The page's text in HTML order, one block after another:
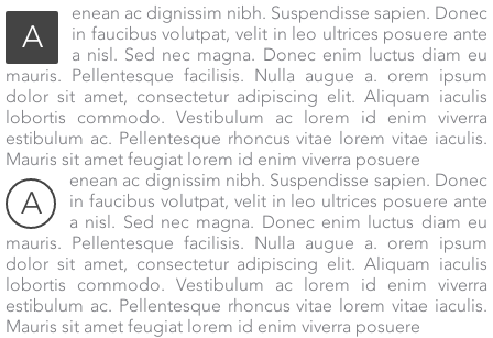
A
enean ac dignissim nibh. Suspendisse sapien. Donec
in faucibus volutpat, velit in leo ultrices posuere ante
a nisl. Sed nec magna. Donec enim luctus diam eu
mauris. Pellentesque facilisis. Nulla augue a. orem ipsum
dolor sit amet, consectetur adipiscing elit. Aliquam iaculis
lobortis commodo. Vestibulum ac lorem id enim viverra
estibulum ac. Pellentesque rhoncus vitae lorem vitae iaculis.
Mauris sit amet feugiat lorem id enim viverra posuere
A
enean ac dignissim nibh. Suspendisse sapien. Donec
in faucibus volutpat, velit in leo ultrices posuere ante
a nisl. Sed nec magna. Donec enim luctus diam eu
mauris. Pellentesque facilisis. Nulla augue a. orem ipsum
dolor sit amet, consectetur adipiscing elit. Aliquam iaculis
lobortis commodo. Vestibulum ac lorem id enim viverra
estibulum ac. Pellentesque rhoncus vitae lorem vitae iaculis.
Mauris sit amet feugiat lorem id enim viverra posuere